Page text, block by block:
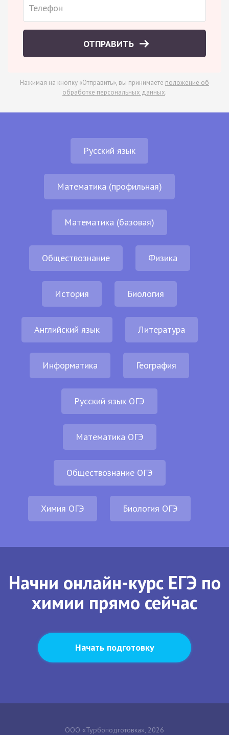
ОТПРАВИТЬ
Нажимая на кнопку «Отправить», вы принимаете положение об
обработке персональных данных.
Русский язык
Математика (профильная)
Математика (базовая)
Обществознание Физика
История Биология
Английский язык Литература
Информатика География
Русский язык ОГЭ
Математика ОГЭ
Обществознание ОГЭ
Химия ОГЭ Биология ОГЭ
Начни онлайн-курс ЕГЭ по
химии прямо сейчас
Начать подготовку
ООО «Турбоподготовка», 2026